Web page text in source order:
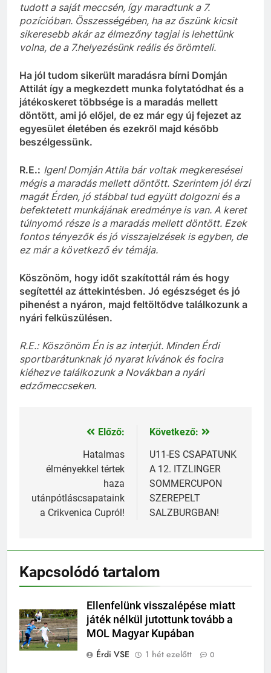
tudott a saját meccsén, így maradtunk a 7.
pozícióban. Összességében, ha az őszünk kicsit
sikeresebb akár az élmezőny tagjai is lehettünk
volna, de a 7.helyezésünk reális és örömteli.
Ha jól tudom sikerült maradásra bírni Domján
Attilát így a megkezdett munka folytatódhat és a
játékoskeret többsége is a maradás mellett
döntött, ami jó előjel, de ez már egy új fejezet az
egyesület életében és ezekről majd később
beszélgessünk.
R.E.: Igen! Domján Attila bár voltak megkeresései
mégis a maradás mellett döntött. Szerintem jól érzi
magát Érden, jó stábbal tud együtt dolgozniés a
befektetett munkájának eredménye is van. A keret
túlnyomó része is a maradás mellett döntött. Ezek
fontos tényezők és jó visszajelzések is egyben, de
ez már a következő év témája.
Köszönöm, hogy időt szakítottál rám és hogy
segítettél az áttekintésben. Jó egészséget és jó
pihenést a nyáron, majd feltöltődve találkozunk a
nyári felküszülésen.
R.E.: Köszönöm Én is az interjút. Minden Érdi
sportbarátunknak jó nyarat kívánok és focira
kiéhezve találkozunk a Novákban a nyári
edzőmeccseken.
Bejegyzés
navigáció
Előző:
Hatalmas
élményekkel tértek
haza
utánpótláscsapataink
a Crikvenica Cupról!
Következő:
U11-ES CSAPATUNK
A 12. ITZLINGER
SOMMERCUPON
SZEREPELT
SALZBURGBAN!
Kapcsolódó tartalom
Ellenfelünk visszalépése miatt
játék nélkül jutottunk tovább a
MOL Magyar Kupában
Érdi VSE
1 hét ezelőtt 0